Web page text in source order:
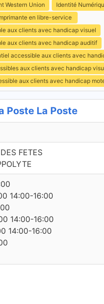
Western Union
Identité
en libre-service
aux clients avec handicap visuel
aux clients avec handicap auditif
accessible aux clients avec
aux clients avec handicap
aux clients avec handicap
Poste La Poste
FETES
14:00-16:00
14:00-16:00
14:00-16:00